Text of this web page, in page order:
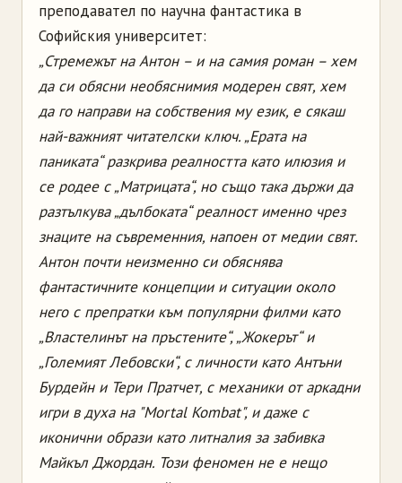
преподавател по научна фантастика в
Софийския университет:
„Стремежът на Антон – и на самия роман – хем
да си обясни необяснимия модерен свят, хем
да го направи на собствения му език, е сякаш
най-важният читателски ключ. „Ерата на
паниката“ разкрива реалността като илюзия и
се родее с „Матрицата“, но също така държи да
разтълкува „дълбоката“ реалност именно чрез
знаците на съвременния, напоен от медии свят.
Антон почти неизменно си обяснява
фантастичните концепции и ситуации около
него с препратки към популярни филми като
„Властелинът на пръстените“, „Жокерът“ и
„Големият Лебовски“, с личности като Антъни
Бурдейн и Тери Пратчет, с механики от аркадни
игри в духа на "Mortal Kombat", и даже с
иконични образи като литналия за забивка
Майкъл Джордан. Този феномен не е нещо